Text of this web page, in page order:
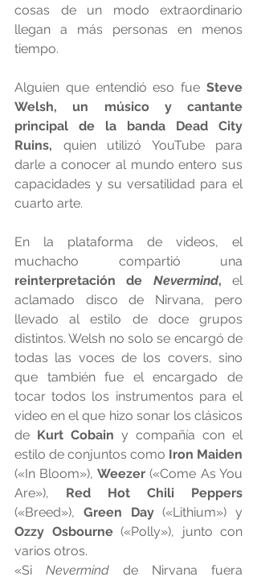
cosas de un modo extraordinario
llegan a más personas en menos
tiempo.
Alguien que entendió eso fue Steve
Welsh, un músico y cantante
principal de la banda Dead City
Ruins, quien utilizó YouTube para
darle a conocer al mundo entero sus
capacidades y su versatilidad para el
cuarto arte.
En la plataforma de videos, el
reinterpretación de Nevermind, el
aclamado disco de Nirvana, pero
llevado al estilo de doce grupos
distintos. Welsh no solo se encargó de
todas las voces de los covers, sino
que también fue el encargado de
tocar todos los instrumentos para el
video en el que hizo sonar los clásicos
de Kurt Cobain y compañía con el
estilo de conjuntos como Iron Maiden
(«In Bloom»), Weezer («Come As You
Are»), Red Hot Chili Peppers
(«Breed»), Green Day
Ozzy Osbourne («Polly»), junto con
varios otros.
«Si Nevermind de Nirvana fuera